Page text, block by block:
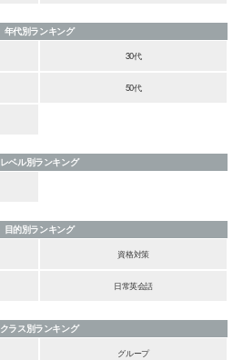
年代別ランキング
30代
50代
レベル別ランキング
目的別ランキング
資格対策
日常英会話
クラス別ランキング
グループ